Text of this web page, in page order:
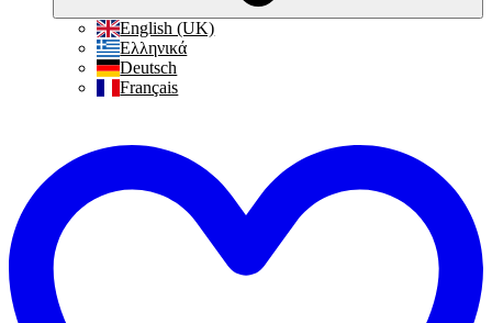
English (UK)
Ελληνικά
Deutsch
Français